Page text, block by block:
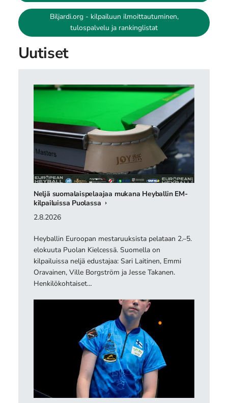
Biljardi.org - kilpailuun ilmoittautuminen,
tulospalvelu ja rankinglistat
Uutiset
Neljä suomalaispelaajaa mukana Heyballin EM-
kilpailuissa Puolassa
2.8.2026
Heyballin Euroopan mestaruuksista pelataan 2.–5.
elokuuta Puolan Kielcessä. Suomella on
kilpailuissa neljä edustajaa: Sari Laitinen, Emmi
Oravainen, Ville Borgström ja Jesse Takanen.
Henkilökohtaiset…